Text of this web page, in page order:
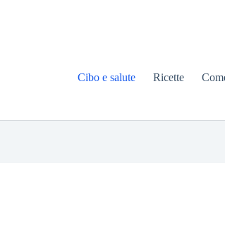
Cibo e salute Ricette